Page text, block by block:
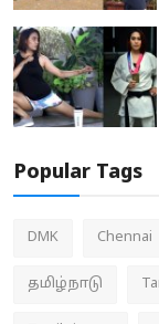
Popular Tags
DMK Chennai
தமிழ்நாடு